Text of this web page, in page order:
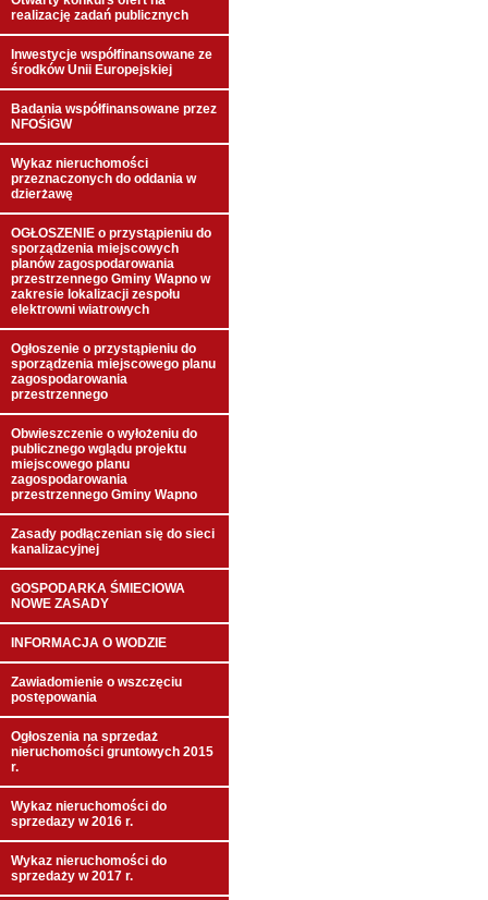
realizację zadań publicznych
Inwestycje współfinansowane ze
środków Unii Europejskiej
Badania współfinansowane przez
NFOŚiGW
Wykaz nieruchomości
przeznaczonych do oddania w
dzierżawę
OGŁOSZENIE o przystąpieniu do
sporządzenia miejscowych
planów zagospodarowania
przestrzennego Gminy Wapno w
zakresie lokalizacji zespołu
elektrowni wiatrowych
Ogłoszenie o przystąpieniu do
sporządzenia miejscowego planu
zagospodarowania
przestrzennego
Obwieszczenie o wyłożeniu do
publicznego wglądu projektu
miejscowego planu
zagospodarowania
przestrzennego Gminy Wapno
Zasady podłączenian się do sieci
kanalizacyjnej
GOSPODARKA ŚMIECIOWA
NOWE ZASADY
INFORMACJA O WODZIE
Zawiadomienie o wszczęciu
postępowania
Ogłoszenia na sprzedaż
nieruchomości gruntowych 2015
r.
Wykaz nieruchomości do
sprzedazy w 2016 r.
Wykaz nieruchomości do
sprzedaży w 2017 r.